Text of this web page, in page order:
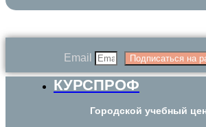
Email Подписаться на
КУРСПРОФ
Городской учебный